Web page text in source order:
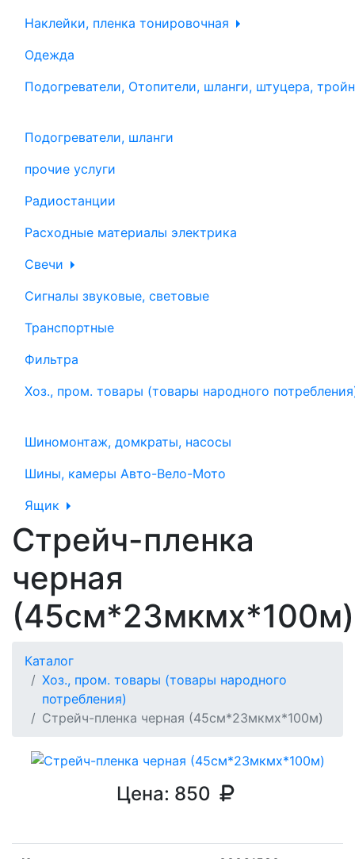
Наклейки, пленка тонировочная
Одежда
Подогреватели, Отопители, шланги, штуцера,
Подогреватели, шланги
прочие услуги
Радиостанции
Расходные материалы электрика
Свечи
Сигналы звуковые, световые
Транспортные
Фильтра
Хоз., пром. товары (товары народного
Шиномонтаж, домкраты, насосы
Шины, камеры Авто-Вело-Мото
Ящик
Стрейч-пленка
черная
(45см*23мкмх*100м)
Каталог
Хоз., пром. товары (товары народного
потребления)
Стрейч-пленка черная (45см*23мкмх*100м)
Цена: 850